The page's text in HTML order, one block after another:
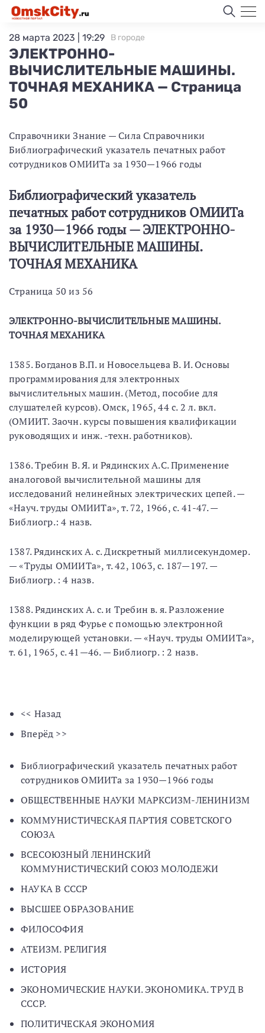
ЭЛЕКТРОННО-
ВЫЧИСЛИТЕЛЬНЫЕ МАШИНЫ.
ТОЧНАЯ МЕХАНИКА — Страница
50
28 марта 2023 | 19:29 В городе
Справочники Знание — Сила Справочники
Библиографический указатель печатных работ
сотрудников ОМИИТа за 1930—1966 годы
Библиографический указатель
печатных работ сотрудников ОМИИТа
за 1930—1966 годы — ЭЛЕКТРОННО-
ВЫЧИСЛИТЕЛЬНЫЕ МАШИНЫ.
ТОЧНАЯ МЕХАНИКА
Страница 50 из 56
ЭЛЕКТРОННО-ВЫЧИСЛИТЕЛЬНЫЕ МАШИНЫ.
ТОЧНАЯ МЕХАНИКА
1385. Богданов В.П. и Новосельцева В. И. Основы
программирования для электронных
вычислительных машин. (Метод, пособие для
слушателей курсов). Омск, 1965, 44 с. 2 л. вкл.
(ОМИИТ. Заочн. курсы повышения квалификации
руководящих и инж. -техн. работников).
1386. Требин В. Я. и Рядинских А.С. Применение
аналоговой вычислительной машины для
исследований нелинейных электрических цепей. —
«Науч. труды ОМИИТа», т. 72, 1966, с. 41-47. —
Библиогр.: 4 назв.
1387. Рядинских А. с. Дискретный миллисекундомер.
— «Труды ОМИИТа», т. 42, 1063, с. 187—197. —
Библиогр. : 4 назв.
1388. Рядинских А. с. и Требин в. я. Разложение
функции в ряд Фурье с помощью электронной
моделирующей установки. — «Науч. труды ОМИИТа»,
т. 61, 1965, с. 41—46. — Библиогр. : 2 назв.
<< Назад
Вперёд >>
Библиографический указатель печатных работ
сотрудников ОМИИТа за 1930—1966 годы
ОБЩЕСТВЕННЫЕ НАУКИ МАРКСИЗМ-ЛЕНИНИЗМ
КОММУНИСТИЧЕСКАЯ ПАРТИЯ СОВЕТСКОГО
СОЮЗА
ВСЕСОЮЗНЫЙ ЛЕНИНСКИЙ
КОММУНИСТИЧЕСКИЙ СОЮЗ МОЛОДЕЖИ
НАУКА В СССР
ВЫСШЕЕ ОБРАЗОВАНИЕ
ФИЛОСОФИЯ
АТЕИЗМ. РЕЛИГИЯ
ИСТОРИЯ
ЭКОНОМИЧЕСКИЕ НАУКИ. ЭКОНОМИКА. ТРУД В
СССР.
ПОЛИТИЧЕСКАЯ ЭКОНОМИЯ